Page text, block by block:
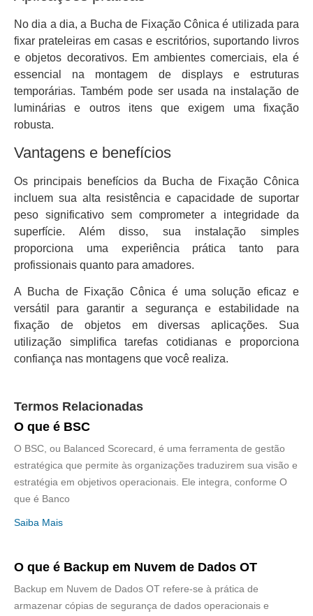
No dia a dia, a Bucha de Fixação Cônica é utilizada para
fixar prateleiras em casas e escritórios, suportando livros
e objetos decorativos. Em ambientes comerciais, ela é
essencial na montagem de displays e estruturas
temporárias. Também pode ser usada na instalação de
luminárias e outros itens que exigem uma fixação
robusta.
Vantagens e benefícios
Os principais benefícios da Bucha de Fixação Cônica
incluem sua alta resistência e capacidade de suportar
peso significativo sem comprometer a integridade da
superfície. Além disso, sua instalação simples
proporciona uma experiência prática tanto para
profissionais quanto para amadores.
A Bucha de Fixação Cônica é uma solução eficaz e
versátil para garantir a segurança e estabilidade na
fixação de objetos em diversas aplicações. Sua
utilização simplifica tarefas cotidianas e proporciona
confiança nas montagens que você realiza.
Termos Relacionadas
O que é BSC
O BSC, ou Balanced Scorecard, é uma ferramenta de gestão
estratégica que permite às organizações traduzirem sua visão e
estratégia em objetivos operacionais. Ele integra, conforme O
que é Banco
Saiba Mais
O que é Backup em Nuvem de Dados OT
Backup em Nuvem de Dados OT refere-se à prática de
armazenar cópias de segurança de dados operacionais e